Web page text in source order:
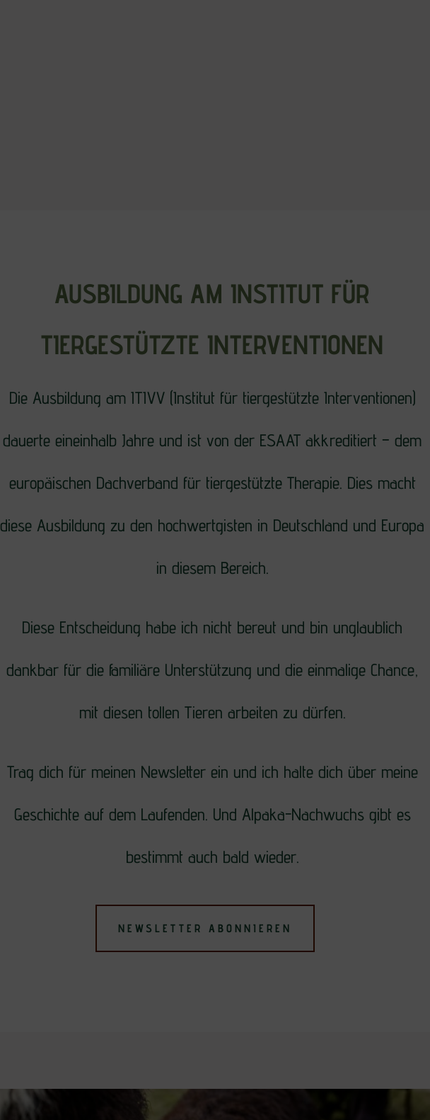
AUSBILDUNG AM INSTITUT FÜR
TIERGESTÜTZTE INTERVENTIONEN
Die Ausbildung am ITIVV (Institut für tiergestützte Interventionen)
dauerte eineinhalb Jahre und ist von der ESAAT akkreditiert – dem
europäischen Dachverband für tiergestützte Therapie. Dies macht
diese Ausbildung zu den hochwertgisten in Deutschland und Europa
in diesem Bereich.
Diese Entscheidung habe ich nicht bereut und bin unglaublich
dankbar für die familiäre Unterstützung und die einmalige Chance,
mit diesen tollen Tieren arbeiten zu dürfen.
Trag dich für meinen Newsletter ein und ich halte dich über meine
Geschichte auf dem Laufenden. Und Alpaka-Nachwuchs gibt es
bestimmt auch bald wieder.
NEWSLETTER ABONNIEREN